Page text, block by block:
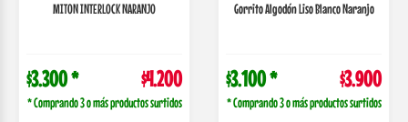
MITON INTERLOCK NARANJO
$3.300 * $4.200
* Comprando 3 o más productos surtidos
Gorrito Algodón Liso Blanco Naranjo
$3.100 * $3.900
* Comprando 3 o más productos surtidos